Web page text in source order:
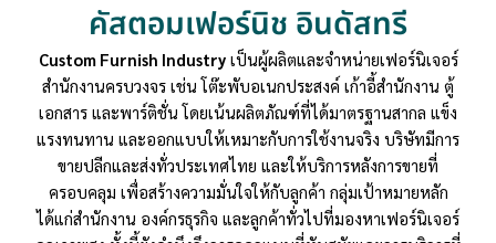
คัสตอมเฟอร์นิช อินดัสทรี
Custom Furnish Industryเป็นผู้ผลิตและจำหน่ายเฟอร์นิเจอร์
สำนักงานครบวงจร เช่น โต๊ะพับอเนกประสงค์ เก้าอี้สำนักงาน ตู้
เอกสาร และพาร์ติชั่น โดยเน้นผลิตภัณฑ์ที่ได้มาตรฐานสากล แข็ง
แรงทนทาน และออกแบบให้เหมาะกับการใช้งานจริง บริษัทมีการ
ขายปลีกและส่งทั่วประเทศไทย และให้บริการหลังการขายที่
ครอบคลุม เพื่อสร้างความมั่นใจให้กับลูกค้า กลุ่มเป้าหมายหลัก
ได้แก่สำนักงาน องค์กรธุรกิจ และลูกค้าทั่วไปที่มองหาเฟอร์นิเจอร์